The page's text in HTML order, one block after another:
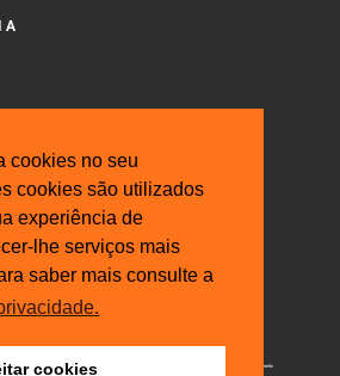
cookies no seu
cookies são utilizados
experiência de
lhe serviços mais
saber mais consulte a
cookies
- 6º